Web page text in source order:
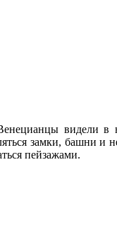
замки, башни и
пейзажами.